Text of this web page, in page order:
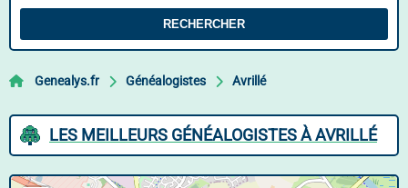
RECHERCHER
Genealys.fr Généalogistes Avrillé
LES MEILLEURS GÉNÉALOGISTES À AVRILLÉ